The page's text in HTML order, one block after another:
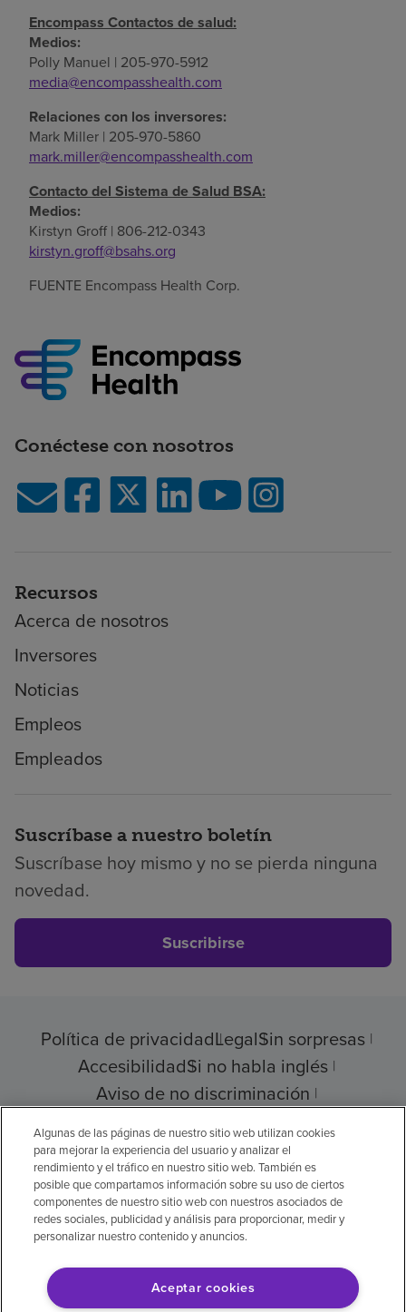
Encompass Contactos de salud:
Medios:
Polly Manuel | 205-970-5912
media@encompasshealth.com
Relaciones con los inversores:
Mark Miller | 205-970-5860
mark.miller@encompasshealth.com
Contacto del Sistema de Salud BSA:
Medios:
Kirstyn Groff | 806-212-0343
kirstyn.groff@bsahs.org
FUENTE Encompass Health Corp.
Conéctese con nosotros
Recursos
Acerca de nosotros
Inversores
Noticias
Empleos
Empleados
Suscríbase a nuestro boletín
Suscríbase hoy mismo y no se pierda ninguna
novedad.
Suscribirse
Política de privacidadLegalSin sorpresas
AccesibilidadSi no habla inglés
Aviso de no discriminación
Cumplimiento de los proveedores
© 2026 Encompass Health Corporation
Preferencias de cookies
Aviso legal: Se tradujo con la ayuda de
Algunas de las páginas de nuestro sitio web utilizan cookies
para mejorar la experiencia del usuario y analizar el
rendimiento y el tráfico en nuestro sitio web. También es
posible que compartamos información sobre su uso de ciertos
componentes de nuestro sitio web con nuestros asociados de
redes sociales, publicidad y análisis para proporcionar, medir y
personalizar nuestro contenido y anuncios.
Aceptar cookies